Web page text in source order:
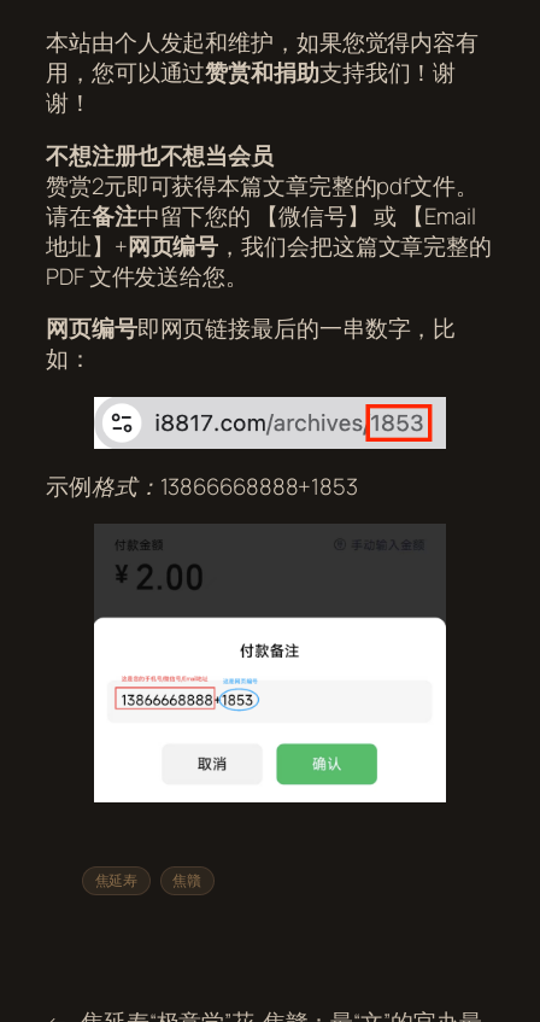
本站由个人发起和维护，如果您觉得内容有
用，您可以通过赞赏和捐助支持我们！谢
谢！
不想注册也不想当会员
赞赏2元即可获得本篇文章完整的pdf文件。
请在备注中留下您的 【微信号】 或 【Email
地址】+网页编号 ，我们会把这篇文章完整的
PDF 文件发送给您。
网页编号即网页链接最后的一串数字，比
如：
示例格式：13866668888+1853
焦延寿 焦贛